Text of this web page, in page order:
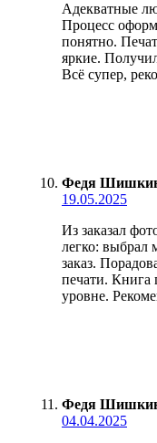
Адекватные
Процесс
понятно.
яркие.
Всё супер,
Федя
19.05.2025
Из заказал
легко: выбрал
заказ.
печати. Книга
уровне.
Федя
04.04.2025